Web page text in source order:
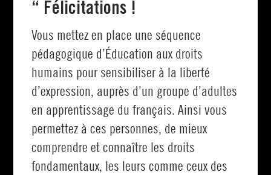
“ Félicitations !
Vous mettez en place une séquence
pédagogique d’Éducation aux droits
humains pour sensibiliser à la liberté
d’expression, auprès d’un groupe d’adultes
en apprentissage du français. Ainsi vous
permettez à ces personnes, de mieux
comprendre et connaître les droits
fondamentaux, les leurs comme ceux des